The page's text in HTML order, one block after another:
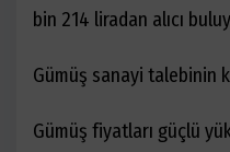
bin 214 liradan alıcı
Gümüş sanayi talebinin
Gümüş fiyatları güçlü